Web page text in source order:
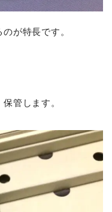
が特長です。
管します。